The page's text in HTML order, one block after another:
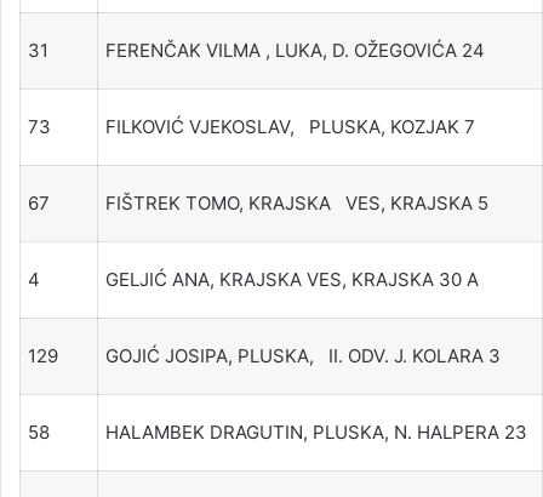
31 FERENČAK VILMA , LUKA, D. OŽEGOVIĆA 24
73 FILKOVIĆ VJEKOSLAV, PLUSKA, KOZJAK 7
67 FIŠTREK TOMO, KRAJSKA VES, KRAJSKA 5
4 GELJIĆ ANA, KRAJSKA VES, KRAJSKA 30 A
129 GOJIĆ JOSIPA, PLUSKA, II. ODV. J. KOLARA 3
58 HALAMBEK DRAGUTIN, PLUSKA, N. HALPERA 23